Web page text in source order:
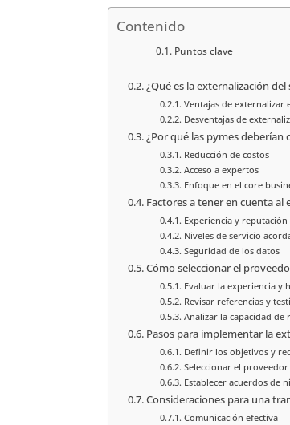
Contenido
Puntos clave
¿Qué es la externalización
Ventajas de externalizar
Desventajas de
¿Por qué las pymes deberían
Reducción de costos
Acceso a expertos
Enfoque en el core
Factores a tener en cuenta
Experiencia y
Niveles de servicio
Seguridad de los datos
Cómo seleccionar el
Evaluar la experiencia y
Revisar referencias y
Analizar la capacidad
Pasos para implementar la
Definir los objetivos y
Seleccionar el
Establecer acuerdos de
Consideraciones para una
Comunicación efectiva